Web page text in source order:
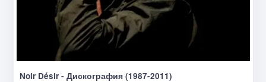
Noir Désir - Дискография (1987-2011)